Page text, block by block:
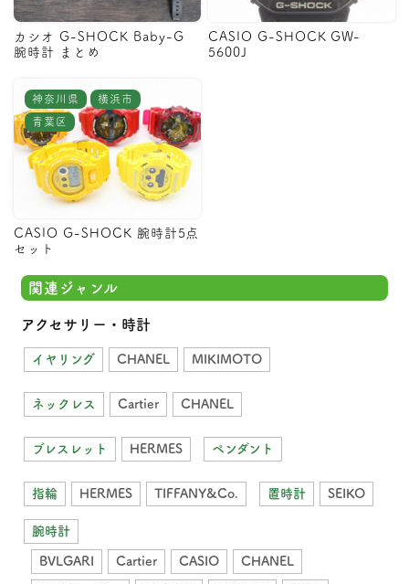
カシオ G-SHOCK Baby-G
腕時計 まとめ
CASIO G-SHOCK GW-
5600J
神奈川県 横浜市
青葉区
CASIO G-SHOCK 腕時計5点
セット
関連ジャンル
アクセサリー・時計
イヤリング CHANEL MIKIMOTO
ネックレス Cartier CHANEL
ブレスレット HERMES ペンダント
指輪 HERMES TIFFANY&Co. 置時計 SEIKO
腕時計
BVLGARI Cartier CASIO CHANEL